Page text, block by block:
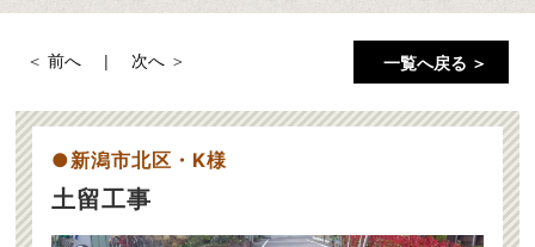
前へ 次へ 一覧へ戻る ＞
新潟市北区・K様
土留工事